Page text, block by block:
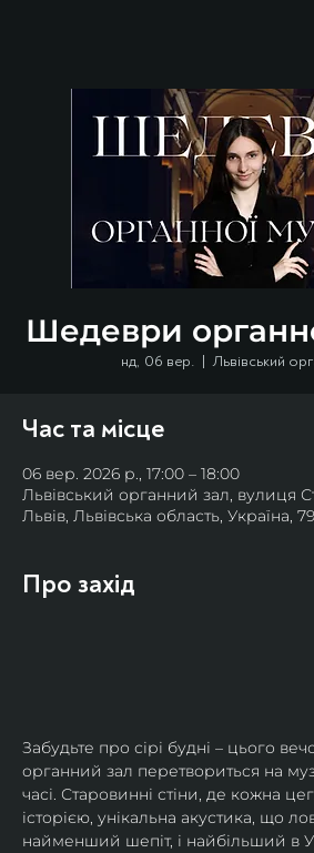
Шедеври
нд, 06 вер.
  |
Львівський
Час та місце
06 вер. 2026 р., 17:00 – 18:00
Львівський органний зал, вулиця
Львів, Львівська область, Україна,
Про захід
Забудьте про сірі будні – цього
органний зал перетвориться на
часі. Старовинні стіни, де кожна
історією, унікальна акустика, що
найменший шепіт, і найбільший в